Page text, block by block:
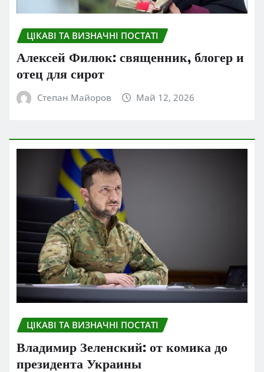
ЦІКАВІ ТА ВИЗНАЧНІ ПОСТАТІ
Алексей Филюк: священник, блогер и
отец для сирот
Степан Майоров Май 12, 2026
ЦІКАВІ ТА ВИЗНАЧНІ ПОСТАТІ
Владимир Зеленский: от комика до
президента Украины